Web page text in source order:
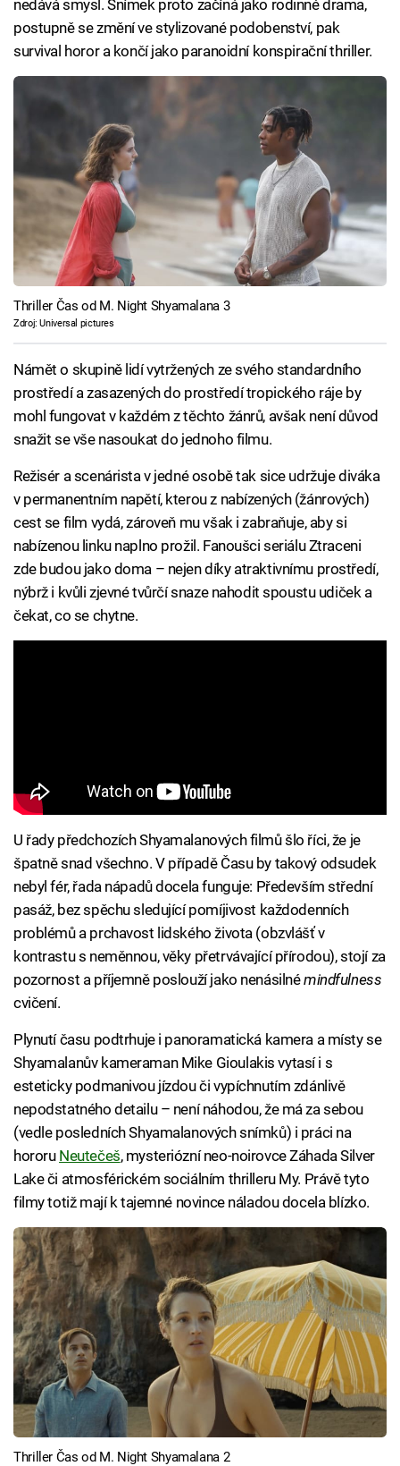
nedává smysl. Snímek proto začíná jako rodinné drama,
postupně se změní ve stylizované podobenství, pak
survival horor a končí jako paranoidní konspirační thriller.
Thriller Čas od M. Night Shyamalana 3
Zdroj: Universal pictures
Námět o skupině lidí vytržených ze svého standardního
prostředí a zasazených do prostředí tropického ráje by
mohl fungovat v každém z těchto žánrů, avšak není důvod
snažit se vše nasoukat do jednoho filmu.
Režisér a scenárista v jedné osobě tak sice udržuje diváka
v permanentním napětí, kterou z nabízených (žánrových)
cest se film vydá, zároveň mu však i zabraňuje, aby si
nabízenou linku naplno prožil. Fanoušci seriálu Ztraceni
zde budou jako doma – nejen díky atraktivnímu prostředí,
nýbrž i kvůli zjevné tvůrčí snaze nahodit spoustu udiček a
čekat, co se chytne.
U řady předchozích Shyamalanových filmů šlo říci, že je
špatně snad všechno. V případě Času by takový odsudek
nebyl fér, řada nápadů docela funguje: Především střední
pasáž, bez spěchu sledující pomíjivost každodenních
problémů a prchavost lidského života (obzvlášť v
kontrastu s neměnnou, věky přetrvávající přírodou), stojí za
pozornost a příjemně poslouží jako nenásilnémindfulness
cvičení.
Plynutí času podtrhuje i panoramatická kamera a místy se
Shyamalanův kameraman Mike Gioulakis vytasí i s
esteticky podmanivou jízdou či vypíchnutím zdánlivě
nepodstatného detailu – není náhodou, že má za sebou
(vedle posledních Shyamalanových snímků) i práci na
hororu Neutečeš, mysteriózní neo-noirovce Záhada Silver
Lake či atmosférickém sociálním thrilleru My. Právě tyto
filmy totiž mají k tajemné novince náladou docela blízko.
Thriller Čas od M. Night Shyamalana 2